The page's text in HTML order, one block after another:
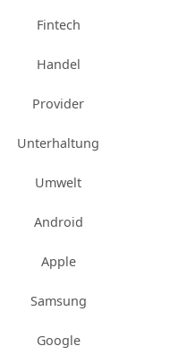
Fintech
Handel
Provider
Unterhaltung
Umwelt
Android
Apple
Samsung
Google